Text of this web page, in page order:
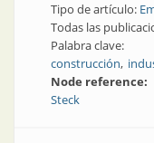
Tipo de artículo:
Todas las
Palabra clave:
construcción
Node reference:
Steck